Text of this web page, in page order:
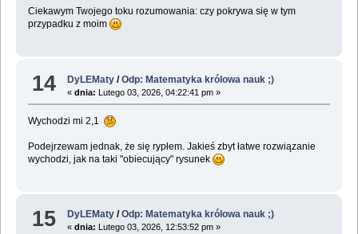
Ciekawym Twojego toku rozumowania: czy pokrywa się w tym
przypadku z moim
14 DyLEMaty /Odp: Matematyka królowa nauk ;)
«dnia: Lutego 03, 2026, 04:22:41 pm »
Wychodzi mi 2,1
Podejrzewam jednak, że się rypłem. Jakieś zbyt łatwe rozwiązanie
wychodzi, jak na taki "obiecujący" rysunek
15 DyLEMaty /Odp: Matematyka królowa nauk ;)
«dnia: Lutego 03, 2026, 12:53:52 pm »